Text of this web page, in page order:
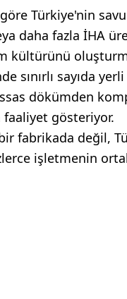
Türkiye'nin
daha fazla İHA
kültürünü
sınırlı sayıda
dökümden
faaliyet gösteriyor.
fabrikada değil,
işletmenin